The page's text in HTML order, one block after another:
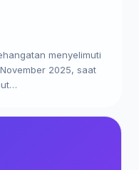
menyelimuti
2025, saat